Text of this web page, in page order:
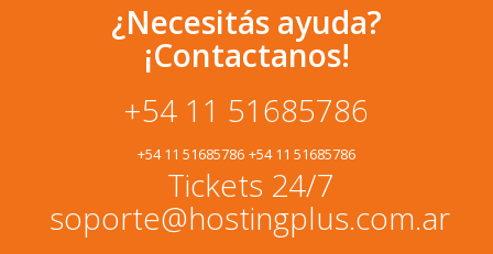
¿Necesitás ayuda?
¡Contactanos!
+54 11 51685786
+54 11 51685786 +54 11 51685786
Tickets 24/7
soporte@hostingplus.com.ar